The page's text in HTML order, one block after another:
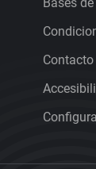
Contacto